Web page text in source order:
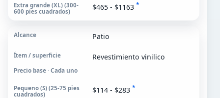
$465 - $1163 *
Patio
Revestimiento vinilico
Precio base · Cada uno
$114 - $283 *